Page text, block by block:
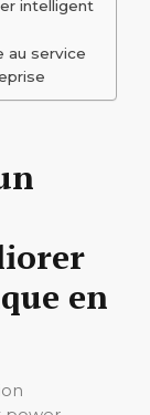
intelligent
au service
en